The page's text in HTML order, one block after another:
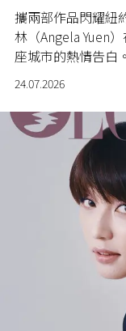
攜兩部作品閃耀紐
林（Angela Yuen
座城市的熱情告白。
24.07.2026